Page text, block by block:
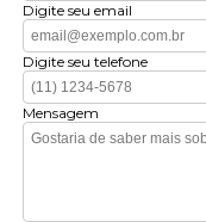
Digite seu email
Digite seu telefone
Mensagem